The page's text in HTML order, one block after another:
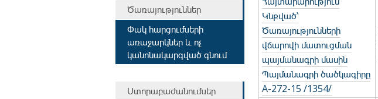
Ծառայություններ
Փակ հարցումների
առաջարկներ և ոչ
կանոնակարգված գնում
Ստորաբաժանումներ
Կնքված՝
Ծառայությունների
վճարովի մատուցման
պայմանագրի մասին
Պայմանագրի ծածկագիրը
A-272-15 /1354/